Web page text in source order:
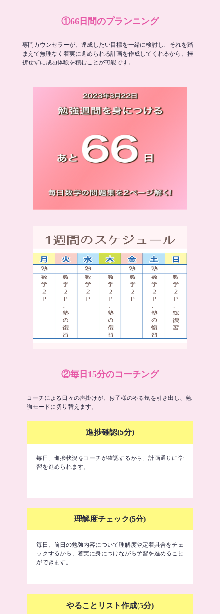
①66日間のプランニング
専門カウンセラーが、達成したい目標を一緒に検討し、それを踏
まえて無理なく着実に進められる計画を作成してくれるから、挫
折せずに成功体験を積むことが可能です。
②毎日15分のコーチング
コーチによる日々の声掛けが、お子様のやる気を引き出し、勉
強モードに切り替えます。
進捗確認(5分)
毎日、進捗状況をコーチが確認するから、計画通りに学
習を進められます。
理解度チェック(5分)
毎日、前日の勉強内容について理解度や定着具合をチェ
ックするから、着実に身につけながら学習を進めること
ができます。
やることリスト作成(5分)